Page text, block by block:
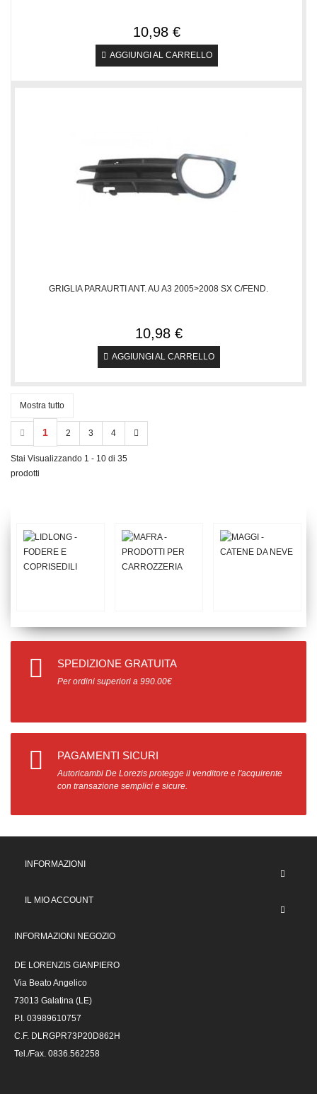
10,98 €
AGGIUNGI AL CARRELLO
GRIGLIA PARAURTI ANT. AU A3 2005>2008 SX C/FEND.
10,98 €
AGGIUNGI AL CARRELLO
Mostra tutto
1 2 3 4
Stai Visualizzando 1 - 10 di 35
prodotti
SPEDIZIONE GRATUITA
Per ordini superiori a 990.00€
PAGAMENTI SICURI
Autoricambi De Lorezis protegge il venditore e l'acquirente
con transazione semplici e sicure.
INFORMAZIONI
IL MIO ACCOUNT
INFORMAZIONI NEGOZIO
DE LORENZIS GIANPIERO
Via Beato Angelico
73013 Galatina (LE)
P.I. 03989610757
C.F. DLRGPR73P20D862H
Tel./Fax. 0836.562258